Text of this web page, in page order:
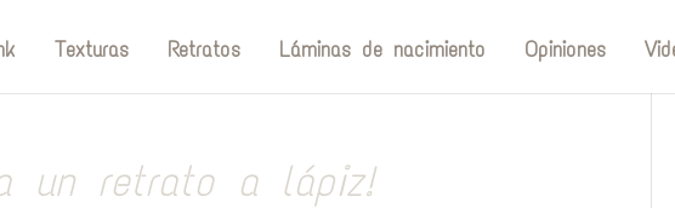
Texturas Retratos Láminas de nacimiento Opiniones
un retrato a lápiz!